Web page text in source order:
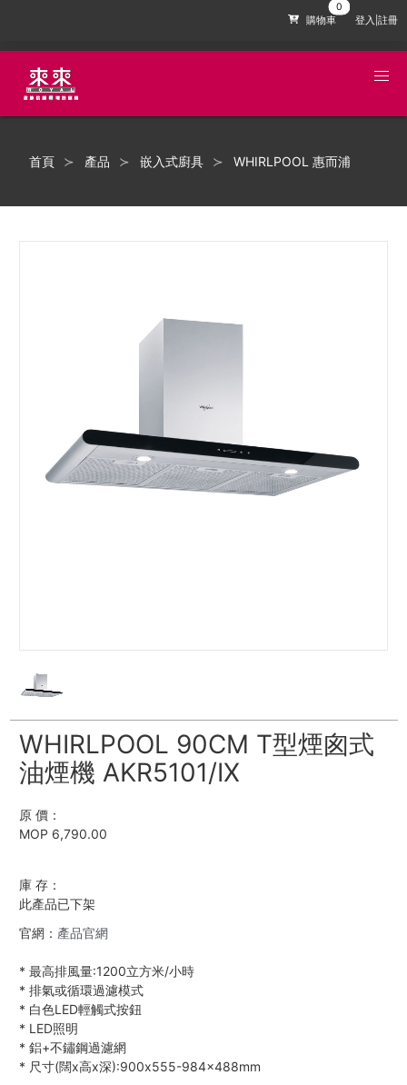
購物車 登入|註冊
首頁 產品 嵌入式廚具 WHIRLPOOL 惠而浦
WHIRLPOOL 90CM T型煙囪式
油煙機 AKR5101/IX
原 價：
MOP 6,790.00
庫 存：
此產品已下架
官網： 產品官網
* 最高排風量:1200立方米/小時
* 排氣或循環過濾模式
* 白色LED輕觸式按鈕
* LED照明
* 鋁+不鏽鋼過濾網
* 尺寸(闊x高x深):900x555-984x488mm